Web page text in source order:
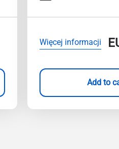
Więcej informacji
Add to